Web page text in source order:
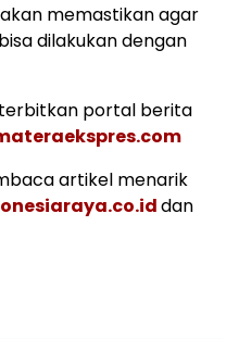
akan memastikan agar
dilakukan dengan
portal berita
artikel menarik
dan